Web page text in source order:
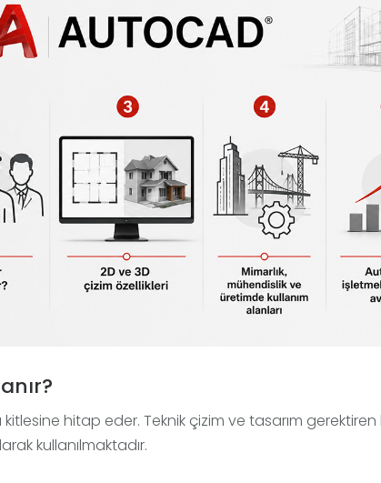
kitlesine hitap eder. Teknik çizim ve tasarım
kullanılmaktadır.